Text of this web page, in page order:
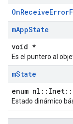
mAppState
void *
Es el puntero al
mState
enum
Estado dinámico